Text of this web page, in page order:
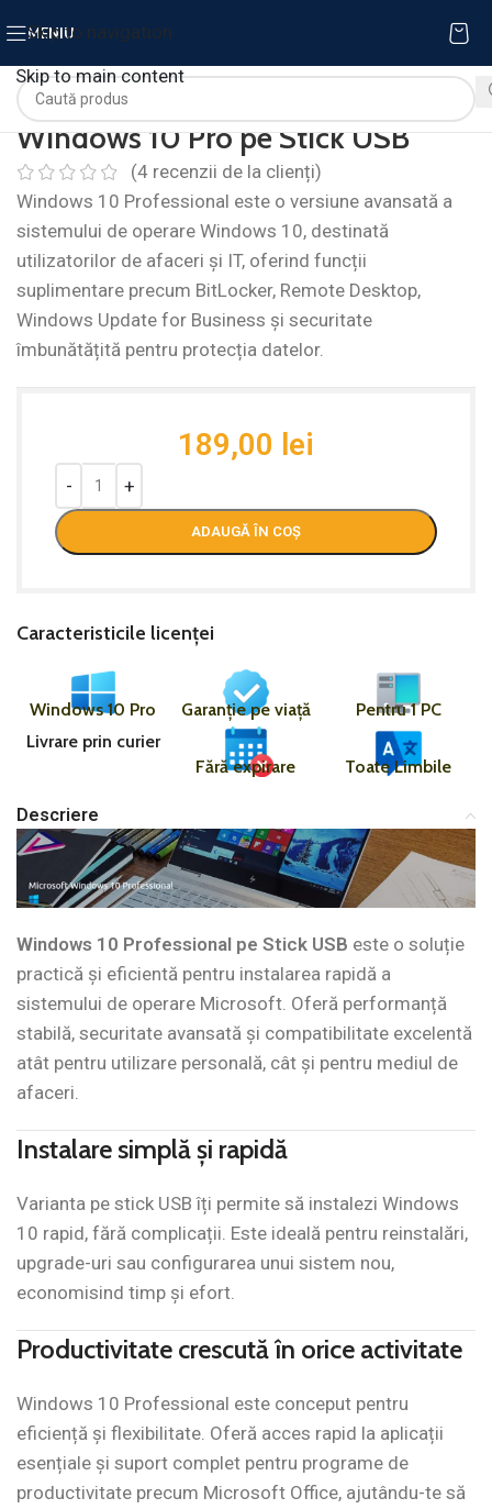
Skip to navigation
Skip to main content
MENIU
Windows 10 Pro pe Stick USB
(4 recenzii de la clienți)
Windows 10 Professional este o versiune avansată a
sistemului de operare Windows 10, destinată
utilizatorilor de afaceri și IT, oferind funcții
suplimentare precum BitLocker, Remote Desktop,
Windows Update for Business și securitate
îmbunătățită pentru protecția datelor.
189,00 lei
ADAUGĂ ÎN COȘ
Caracteristicile licenței
Windows 10 Pro Garanție pe viață
Pentru 1 PC
Livrare prin curier
Fără expirare
Toate Limbile
Descriere
Windows 10 Professional pe Stick USB este o soluție
practică și eficientă pentru instalarea rapidă a
sistemului de operare Microsoft. Oferă performanță
stabilă, securitate avansată și compatibilitate excelentă
atât pentru utilizare personală, cât și pentru mediul de
afaceri.
Instalare simplă și rapidă
Varianta pe stick USB îți permite să instalezi Windows
10 rapid, fără complicații. Este ideală pentru reinstalări,
upgrade-uri sau configurarea unui sistem nou,
economisind timp și efort.
Productivitate crescută în orice activitate
Windows 10 Professional este conceput pentru
eficiență și flexibilitate. Oferă acces rapid la aplicații
esențiale și suport complet pentru programe de
productivitate precum Microsoft Office, ajutându-te să